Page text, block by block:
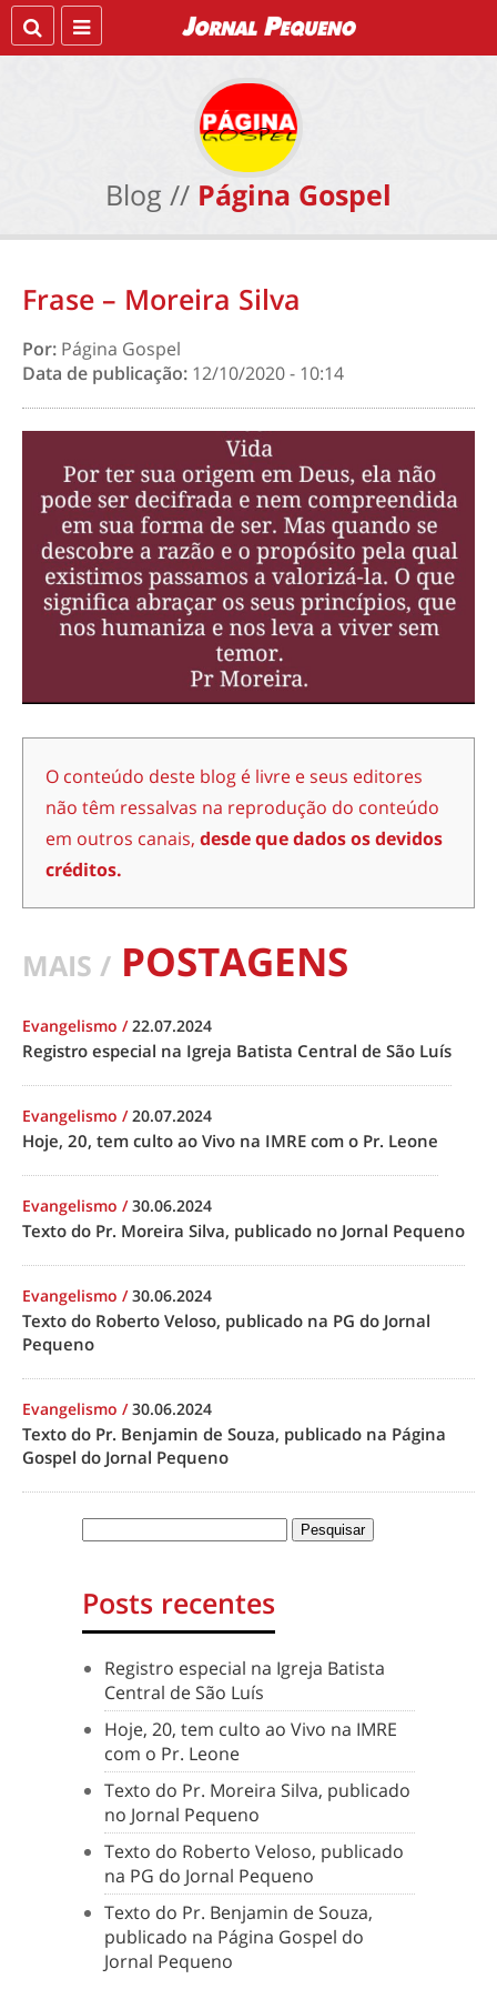
Blog // Página Gospel
Frase – Moreira Silva
Por: Página Gospel
Data de publicação: 12/10/2020 - 10:14
O conteúdo deste blog é livre e seus editores
não têm ressalvas na reprodução do conteúdo
em outros canais, desde que dados os devidos
créditos.
MAIS / POSTAGENS
Evangelismo /22.07.2024
Registro especial na Igreja Batista Central de São Luís
Evangelismo /20.07.2024
Hoje, 20, tem culto ao Vivo na IMRE com o Pr. Leone
Evangelismo /30.06.2024
Texto do Pr. Moreira Silva, publicado no Jornal Pequeno
Evangelismo /30.06.2024
Texto do Roberto Veloso, publicado na PG do Jornal
Pequeno
Evangelismo /30.06.2024
Texto do Pr. Benjamin de Souza, publicado na Página
Gospel do Jornal Pequeno
Posts recentes
Registro especial na Igreja Batista
Central de São Luís
Hoje, 20, tem culto ao Vivo na IMRE
com o Pr. Leone
Texto do Pr. Moreira Silva, publicado
no Jornal Pequeno
Texto do Roberto Veloso, publicado
na PG do Jornal Pequeno
Texto do Pr. Benjamin de Souza,
publicado na Página Gospel do
Jornal Pequeno